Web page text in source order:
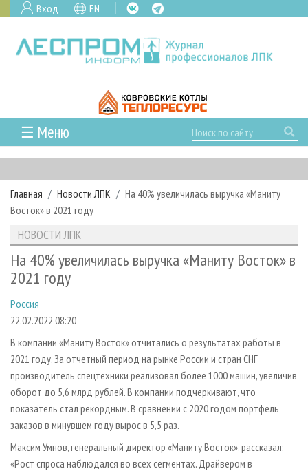
Вход EN
☰ Меню
ГЛАВНАЯ
РУБРИКИ И ТЕМЫ
РУБРИКИ ЖУРНАЛА
ЛЕСОЗАГОТОВКА
ЛЕСОПИЛЕНИЕ
СУШКА ДРЕВЕСИНЫ
ПРОИЗВОДСТВО ДРЕВЕСНЫХ ПЛИТ
ДЕРЕВЯННОЕ ДОМОСТРОЕНИЕ
ПРОИЗВОДСТВО МЕБЕЛИ
БИОЭНЕРГЕТИКА
ЦБП
ИНСТРУМЕНТ И МАТЕРИАЛЫ
НОВОСТИ
НОВОСТИ ЛПК
НОВОСТИ ЖУРНАЛА
ПРОЕКТЫ ЛПИ
АНАЛИТИКА
ПРЕДПРИЯТИЯ ЛПК
ПЕРСОНЫ
МОБИЛЬНЫЕ ВЫСТАВКИ
ОФИЦИАЛЬНЫЕ ДЕЛЕГАЦИИ
ПРИОРИТЕТНЫЕ ИНВЕСТПРОЕКТЫ
RUSSIAN FORESTRY REVIEW
ГАЗЕТА ЛЕСПРОМФОРУМ
БИБЛИОТЕКА СПЕЦИАЛИСТА
АРХИВ
АРХИВ ЖУРНАЛОВ
О ЖУРНАЛЕ
КОНТАКТЫ
РЕКЛАМОДАТЕЛЯМ
РЕКЛАМА
РЕКЛАМА НА САЙТЕ
Главная Новости ЛПК
На 40% увеличилась выручка «Маниту
Восток» в 2021 году
НОВОСТИ ЛПК
На 40% увеличилась выручка «Маниту Восток» в
2021 году
Россия
22.02.2022 08:20
В компании «Маниту Восток» отчитались о результатах работы в
2021 году. За отчетный период на рынке России и стран СНГ
производитель спецтехники реализовал более 1000 машин, увеличив
оборот до 5,6 млрд рублей. В компании подчеркивают, что
показатель стал рекордным. В сравнении с 2020 годом портфель
заказов в минувшем году вырос в 5,5 раз.
Максим Умнов, генеральный директор «Маниту Восток», рассказал:
«Рост спроса наблюдался во всех сегментах. Драйвером в